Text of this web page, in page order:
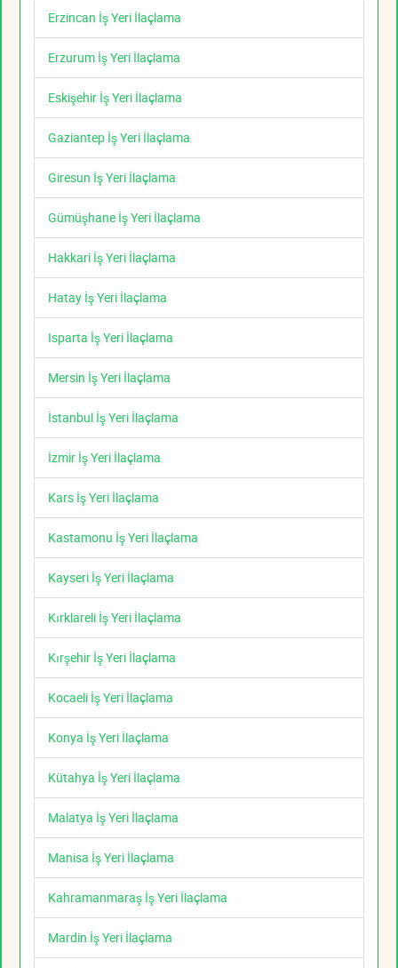
Erzincan İş Yeri İlaçlama
Erzurum İş Yeri İlaçlama
Eskişehir İş Yeri İlaçlama
Gaziantep İş Yeri İlaçlama
Giresun İş Yeri İlaçlama
Gümüşhane İş Yeri İlaçlama
Hakkari İş Yeri İlaçlama
Hatay İş Yeri İlaçlama
Isparta İş Yeri İlaçlama
Mersin İş Yeri İlaçlama
İstanbul İş Yeri İlaçlama
İzmir İş Yeri İlaçlama
Kars İş Yeri İlaçlama
Kastamonu İş Yeri İlaçlama
Kayseri İş Yeri İlaçlama
Kırklareli İş Yeri İlaçlama
Kırşehir İş Yeri İlaçlama
Kocaeli İş Yeri İlaçlama
Konya İş Yeri İlaçlama
Kütahya İş Yeri İlaçlama
Malatya İş Yeri İlaçlama
Manisa İş Yeri İlaçlama
Kahramanmaraş İş Yeri İlaçlama
Mardin İş Yeri İlaçlama